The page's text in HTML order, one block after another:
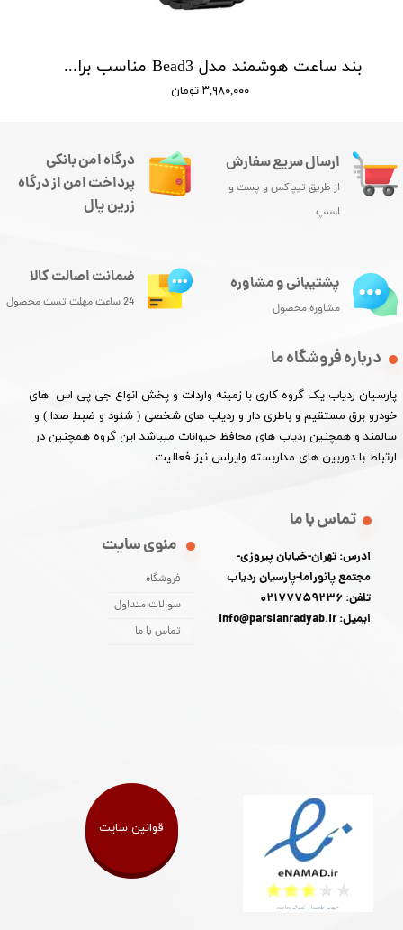
بند ساعت هوشمند مدل Bead3 مناسب برای ساعت هوشمند سامسونگ Galaxy Watch 46mm
۳,۹۸۰,۰۰۰ تومان
ارسال سریع سفارش
از طریق تیپاکس و پست و
اسنپ
درباره فروشگاه ما
پارسیان ردیاب یک گروه کاری با زمینه واردات و پخش انواع جی پی اس های
خودرو برق مستقیم و باطری دار و ردیاب های شخصی ( شنود و ضبط صدا ) و
سالمند و همچنین ردیاب های محافظ حیوانات میباشد این گروه همچنین در
ارتباط با دوربین های مداربسته وایرلس نیز فعالیت.​​​​​​​
منوی سایت
فروشگاه
سوالات متداول
تماس با ما
تماس با ما
آدرس: تهران-خیابان پیروزی-
مجتمع پانوراما-پارسیان ردیاب
تلفن: 02177759236
ایمیل: info@parsianradyab.ir
درگاه امن بانکی
پرداخت امن از درگاه
زرین پال
پشتیبانی و مشاوره
مشاوره محصول
ضمانت اصالت کالا
24 ساعت مهلت تست محصول
قوانین سایت